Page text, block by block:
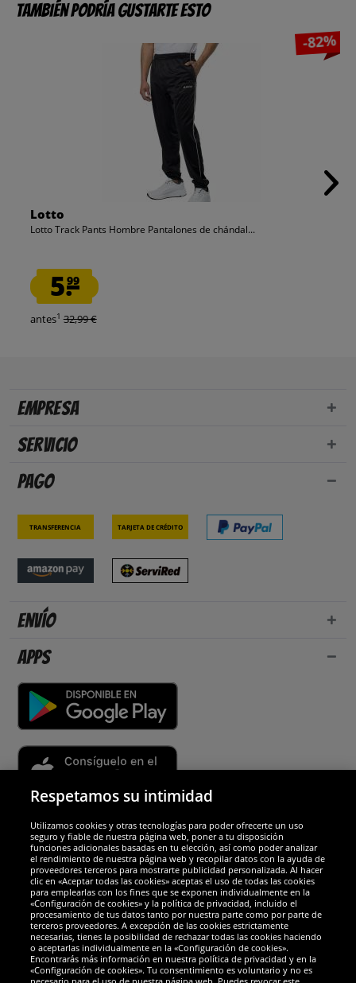
También podría gustarte esto
-82%
Lotto
Lotto Track Pants Hombre Pantalones de chándal...
5.99
antes1 32,99 €
Empresa
Servicio
Pago
Transferencia Tarjeta de crédito
Envío
Apps
Socios y seguridad
Galardones
Respetamos su intimidad
Utilizamos cookies y otras tecnologías para poder ofrecerte un uso
seguro y fiable de nuestra página web, poner a tu disposición
funciones adicionales basadas en tu elección, así como poder analizar
el rendimiento de nuestra página web y recopilar datos con la ayuda de
proveedores terceros para mostrarte publicidad personalizada. Al hacer
clic en «Aceptar todas las cookies» aceptas el uso de todas las cookies
para emplearlas con los fines que se exponen individualmente en la
«Configuración de cookies» y la política de privacidad, incluido el
procesamiento de tus datos tanto por nuestra parte como por parte de
terceros proveedores. A excepción de las cookies estrictamente
necesarias, tienes la posibilidad de rechazar todas las cookies haciendo
o aceptarlas individualmente en la «Configuración de cookies».
Encontrarás más información en nuestra política de privacidad y en la
«Configuración de cookies». Tu consentimiento es voluntario y no es